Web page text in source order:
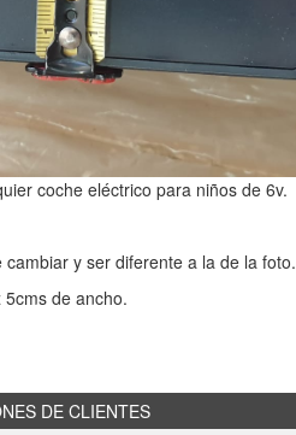
coche eléctrico para niños de 6v.
y ser diferente a la de la foto.
de ancho.
DE CLIENTES